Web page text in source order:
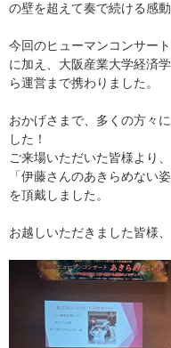
の壁を超えて奏で続ける感
今回のヒューマンコンサー
に加え、大阪産業大学経済
ら運営まで携わりました。
おかげさまで、多くの方々
した！
ご来場いただいた皆様より
「伊藤さんのあきらめない
を頂戴しました。
お越しいただきました皆様